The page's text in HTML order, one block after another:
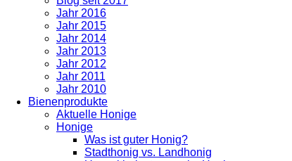
navigation
Jahr 2016
Jahr 2015
Jahr 2014
Jahr 2013
Jahr 2012
Jahr 2011
Jahr 2010
Bienenprodukte
Aktuelle Honige
Honige
Was ist guter Honig?
Stadthonig vs. Landhonig